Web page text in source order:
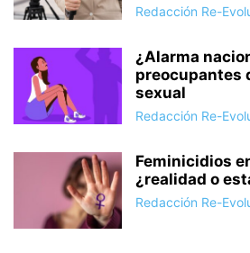
Redacción Re-
¿Alarma
preocupantes
sexual
Redacción Re-
Feminicidios
¿realidad o
Redacción Re-